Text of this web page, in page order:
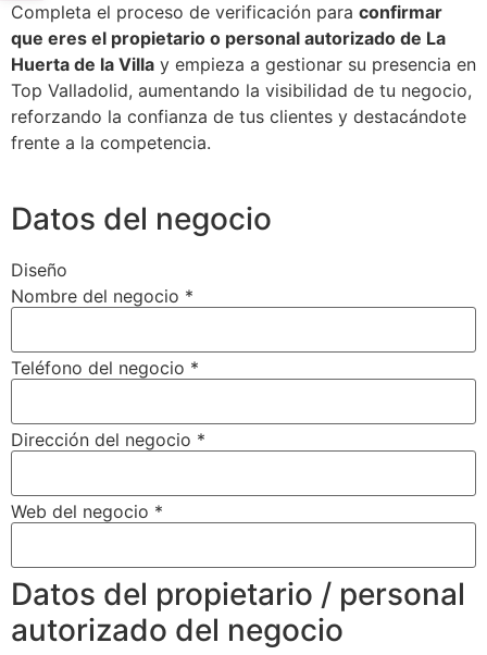
Completa el proceso de verificación para confirmar
que eres el propietario o personal autorizado de La
Huerta de la Villa y empieza a gestionar su presencia en
Top Valladolid, aumentando la visibilidad de tu negocio,
reforzando la confianza de tus clientes y destacándote
frente a la competencia.
Datos del negocio
Diseño
Nombre del negocio *
Teléfono del negocio *
Dirección del negocio *
Web del negocio *
Datos del propietario / personal
autorizado del negocio